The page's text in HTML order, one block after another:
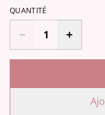
QUANTITÉ